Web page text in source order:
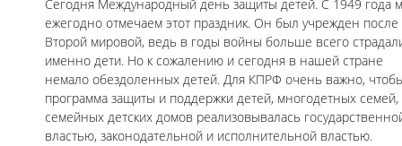
Сегодня Международный день защиты детей. С 1949 года
ежегодно отмечаем этот праздник. Он был учрежден после
Второй мировой, ведь в годы войны больше всего
именно дети. Но к сожалению и сегодня в нашей стране
немало обездоленных детей. Для КПРФ очень важно,
программа защиты и поддержки детей, многодетных семей,
семейных детских домов реализовывалась
властью, законодательной и исполнительной властью.